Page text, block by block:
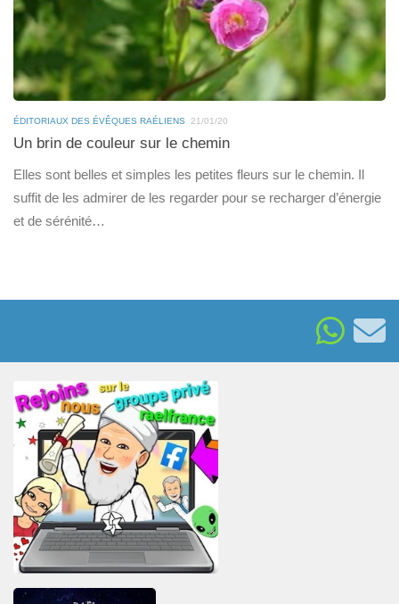
ÉDITORIAUX DES ÉVÊQUES RAÉLIENS 21/01/20
Un brin de couleur sur le chemin
Elles sont belles et simples les petites fleurs sur le chemin. Il
suffit de les admirer de les regarder pour se recharger d’énergie
et de sérénité…